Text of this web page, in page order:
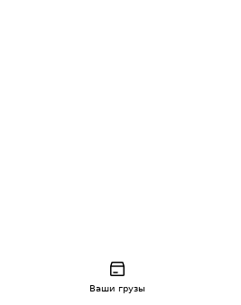
Ваши грузы